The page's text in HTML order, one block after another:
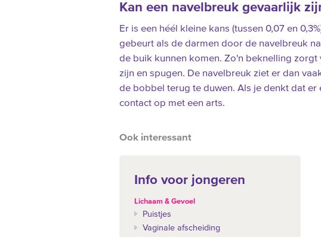
Kan een navelbreuk gevaarlijk
Er is een héél kleine kans (tussen 0,07 en
gebeurt als de darmen door de navelbreuk
de buik kunnen komen. Zo'n beknelling
zijn en spugen. De navelbreuk ziet er dan
de bobbel terug te duwen. Als je denkt dat er
contact op met een arts.
Ook interessant
Info voor jongeren
Lichaam & Gevoel
Puistjes
Vaginale afscheiding